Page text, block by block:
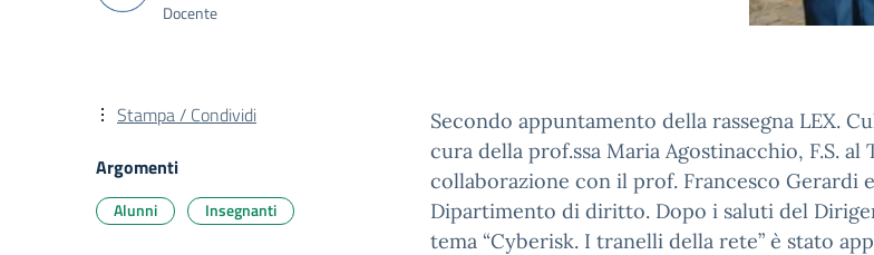
Docente
Secondo appuntamento della rassegna LEX.
cura della prof.ssa Maria Agostinacchio, F.S.
collaborazione con il prof. Francesco Gerardi
Dipartimento di diritto. Dopo i saluti del
tema “Cyberisk. I tranelli della rete” è stato
Stampa / Condividi
Argomenti
Alunni Insegnanti